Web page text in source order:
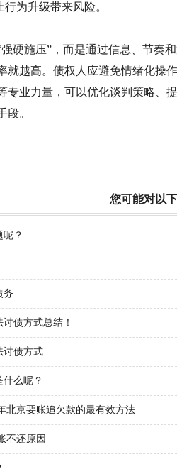
为升级带来风险。
强硬施压”，而是通过信息、节奏
就越高。债权人应避免情绪化操
专业力量，可以优化谈判策略、
段。
您可能对以
？
务
债方式总结！
讨债方式
么呢？
北京要账追欠款的最有效方法
不还原因